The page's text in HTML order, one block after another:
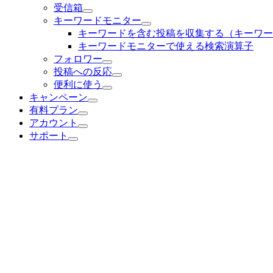
受信箱
キーワードモニター
キーワードを含む投稿を収集する（キーワー
キーワードモニターで使える検索演算子
フォロワー
投稿への反応
便利に使う
キャンペーン
有料プラン
アカウント
サポート